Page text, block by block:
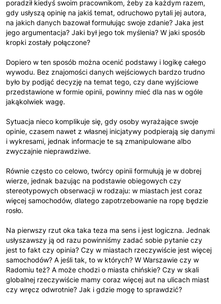
poradził kiedyś swoim pracownikom, żeby za każdym razem,
gdy usłyszą opinię na jakiś temat, odruchowo pytali jej autora,
na jakich danych bazował formułując swoje zdanie? Jaka jest
jego argumentacja? Jaki był jego tok myślenia? W jaki sposób
kropki zostały połączone?
Dopiero w ten sposób można ocenić podstawy i logikę całego
wywodu. Bez znajomości danych wejściowych bardzo trudno
było by podjąć decyzję na temat tego, czy dane wyjściowe
przedstawione w formie opinii, powinny mieć dla nas w ogóle
jakąkolwiek wagę.
Sytuacja nieco komplikuje się, gdy osoby wyrażające swoje
opinie, czasem nawet z własnej inicjatywy podpierają się danymi
i wykresami, jednak informacje te są zmanipulowane albo
zwyczajnie nieprawdziwe.
Równie często co celowo, twórcy opinii formułują je w dobrej
wierze, jednak bazując na podstawie obiegowych czy
stereotypowych obserwacji w rodzaju: w miastach jest coraz
więcej samochodów, dlatego zapotrzebowanie na ropę będzie
rosło.
Na pierwszy rzut oka taka teza ma sens i jest logiczna. Jednak
usłyszawszy ją od razu powinniśmy zadać sobie pytanie czy
jest to fakt czy opinia? Czy w miastach rzeczywiście jest więcej
samochodów? A jeśli tak, to w których? W Warszawie czy w
Radomiu też? A może chodzi o miasta chińskie? Czy w skali
globalnej rzeczywiście mamy coraz więcej aut na ulicach miast
czy wręcz odwrotnie? Jak i gdzie mogę to sprawdzić?